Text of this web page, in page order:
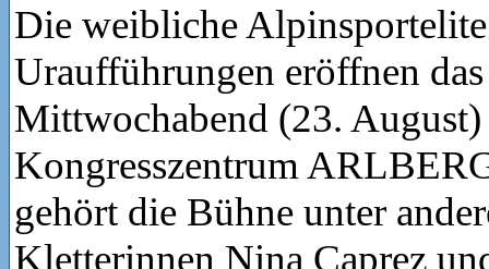
Die weibliche
Uraufführungen eröffnen
Mittwochabend (23.
Kongresszentrum
gehört die Bühne unter
Kletterinnen Nina Caprez